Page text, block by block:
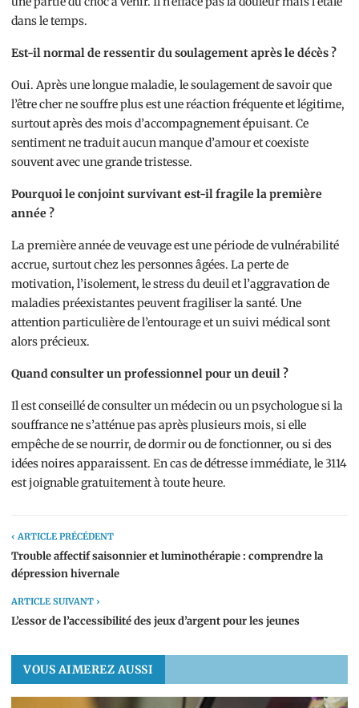
dans le temps.
Est-il normal de ressentir du soulagement après le décès ?
Oui. Après une longue maladie, le soulagement de savoir que
l’être cher ne souffre plus est une réaction fréquente et légitime,
surtout après des mois d’accompagnement épuisant. Ce
sentiment ne traduit aucun manque d’amour et coexiste
souvent avec une grande tristesse.
Pourquoi le conjoint survivant est-il fragile la première
année ?
La première année de veuvage est une période de vulnérabilité
accrue, surtout chez les personnes âgées. La perte de
motivation, l’isolement, le stress du deuil et l’aggravation de
maladies préexistantes peuvent fragiliser la santé. Une
attention particulière de l’entourage et un suivi médical sont
alors précieux.
Quand consulter un professionnel pour un deuil ?
Il est conseillé de consulter un médecin ou un psychologue si la
souffrance ne s’atténue pas après plusieurs mois, si elle
empêche de se nourrir, de dormir ou de fonctionner, ou si des
idées noires apparaissent. En cas de détresse immédiate, le 3114
est joignable gratuitement à toute heure.
‹ ARTICLE PRÉCÉDENT
Trouble affectif saisonnier et luminothérapie : comprendre la
dépression hivernale
ARTICLE SUIVANT ›
L’essor de l’accessibilité des jeux d’argent pour les jeunes
VOUS AIMEREZ AUSSI